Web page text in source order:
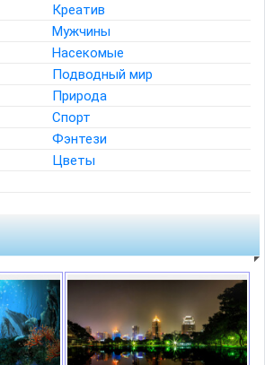
Креатив
Мужчины
Насекомые
Подводный мир
Природа
Спорт
Фэнтези
Цветы